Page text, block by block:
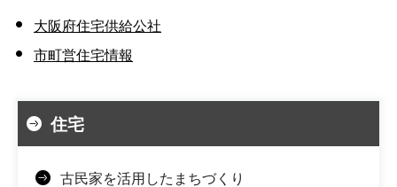
大阪府住宅供給公社
市町営住宅情報
住宅
古民家を活用したまちづくり